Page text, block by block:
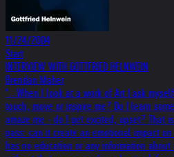
11/24/2004
Start
INTERVIEW WITH GOTTFRIED HELNWEIN
Brendan Maher
"...When I look at a work of Art I ask
touch, move or inspire me? Do I learn
amaze me - do I get excited, upset? That
pass: can it create an emotional impact
has no education or any information